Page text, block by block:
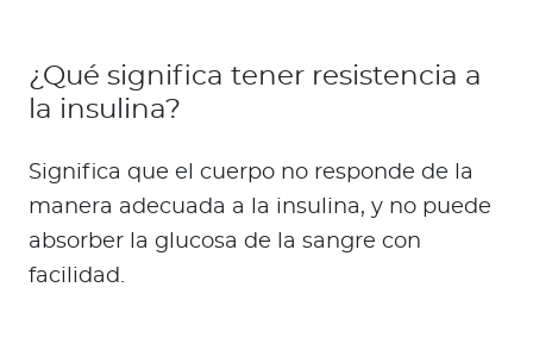
¿Qué significa tener resistencia a
la insulina?
Significa que el cuerpo no responde de la
manera adecuada a la insulina, y no puede
absorber la glucosa de la sangre con
facilidad.